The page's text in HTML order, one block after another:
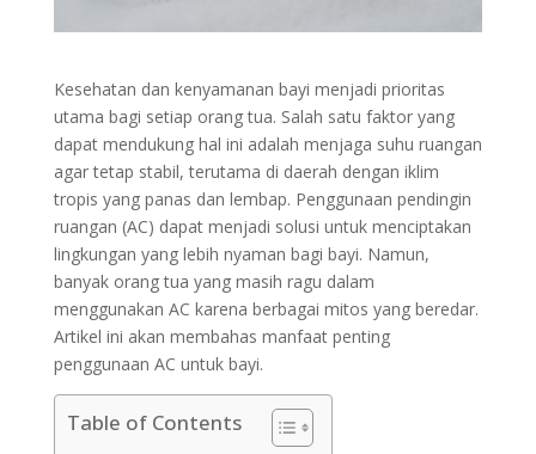
Kesehatan dan kenyamanan bayi menjadi prioritas
utama bagi setiap orang tua. Salah satu faktor yang
dapat mendukung hal ini adalah menjaga suhu ruangan
agar tetap stabil, terutama di daerah dengan iklim
tropis yang panas dan lembap. Penggunaan pendingin
ruangan (AC) dapat menjadi solusi untuk menciptakan
lingkungan yang lebih nyaman bagi bayi. Namun,
banyak orang tua yang masih ragu dalam
menggunakan AC karena berbagai mitos yang beredar.
Artikel ini akan membahas manfaat penting
penggunaan AC untuk bayi.
Table of Contents